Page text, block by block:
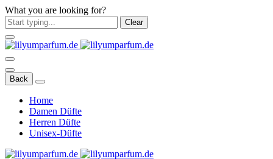
What you are looking for?
Clear
Back
Home
Damen Düfte
Herren Düfte
Unisex-Düfte